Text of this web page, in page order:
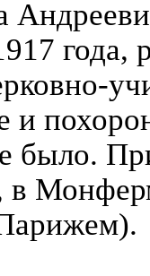
года,
и
было.
в